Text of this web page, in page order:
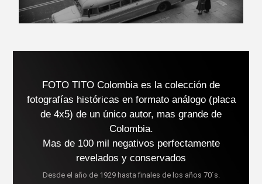
FOTO TITO Colombia es la colección de
fotografías históricas en formato análogo (placa
de 4x5) de un único autor, mas grande de
Colombia.
Mas de 100 mil negativos perfectamente
revelados y conservados
Desde el año de 1929 hasta finales de los años 70´s.